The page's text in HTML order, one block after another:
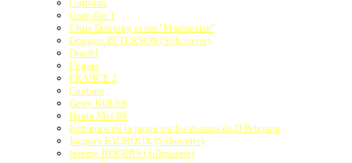
Coriolan
Cote d'or 1
Chris Dunning et ses "Marionette"
Douglas PETERSON (Silhouette)
Drac01
Frigate
FRANCE 2
Ganbare
Gerry ROUFS
Haute Mer 69
Influence de la jauge sur les dessins de D.Peterson
Jacques FAUROUX (Silhouette)
Jeremy ROGERS (Silhouette)